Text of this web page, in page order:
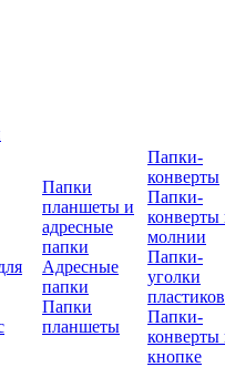
Папки
планшеты и
адресные
папки
Адресные
папки
Папки
планшеты
Папки-
конверты
Папки-
конверты
молнии
Папки-
уголки
Папки-
конверты
кнопке